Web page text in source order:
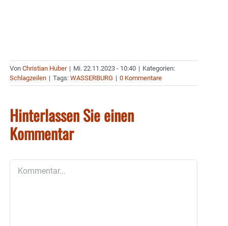
Von Christian Huber | Mi. 22.11.2023 - 10:40 | Kategorien:
Schlagzeilen | Tags: WASSERBURG | 0 Kommentare
Hinterlassen Sie einen
Kommentar